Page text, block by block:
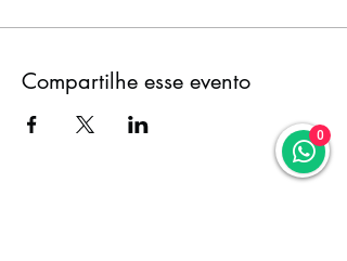
Compartilhe esse evento
0